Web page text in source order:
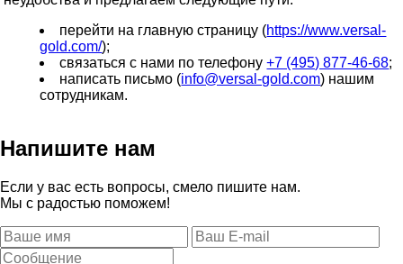
перейти на главную страницу (https://www.versal-
gold.com/);
связаться с нами по телефону+7 (495) 877-46-68;
написать письмо (info@versal-gold.com) нашим
сотрудникам.
Напишите нам
Если у вас есть вопросы, смело пишите нам.
Мы с радостью поможем!